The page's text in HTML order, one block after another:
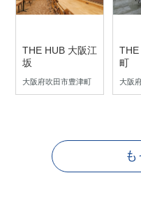
THE HUB 大阪江
坂
大阪府吹田市豊津町
1-18 エクラート江坂
THE
町
大阪
南本